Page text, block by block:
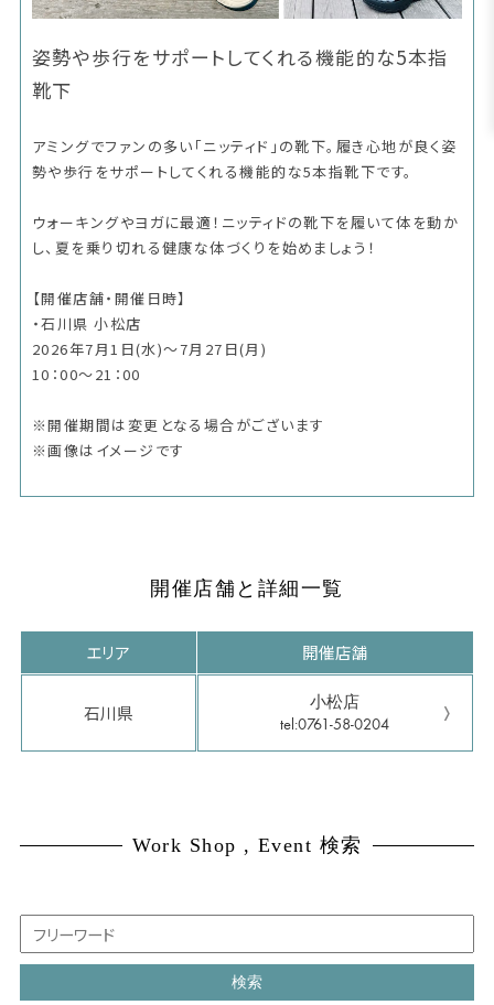
姿勢や歩行をサポートしてくれる機能的な5本指
靴下
アミングでファンの多い「ニッティド」の靴下。履き心地が良く姿
勢や歩行をサポートしてくれる機能的な5本指靴下です。
ウォーキングやヨガに最適！ニッティドの靴下を履いて体を動か
し、夏を乗り切れる健康な体づくりを始めましょう！
【開催店舗・開催日時】
・石川県 小松店
2026年7月1日(水)～7月27日(月)
10：00～21：00
※開催期間は変更となる場合がございます
※画像はイメージです
開催店舗と詳細一覧
エリア 開催店舗
石川県
小松店
tel:0761-58-0204
Work Shop , Event 検索